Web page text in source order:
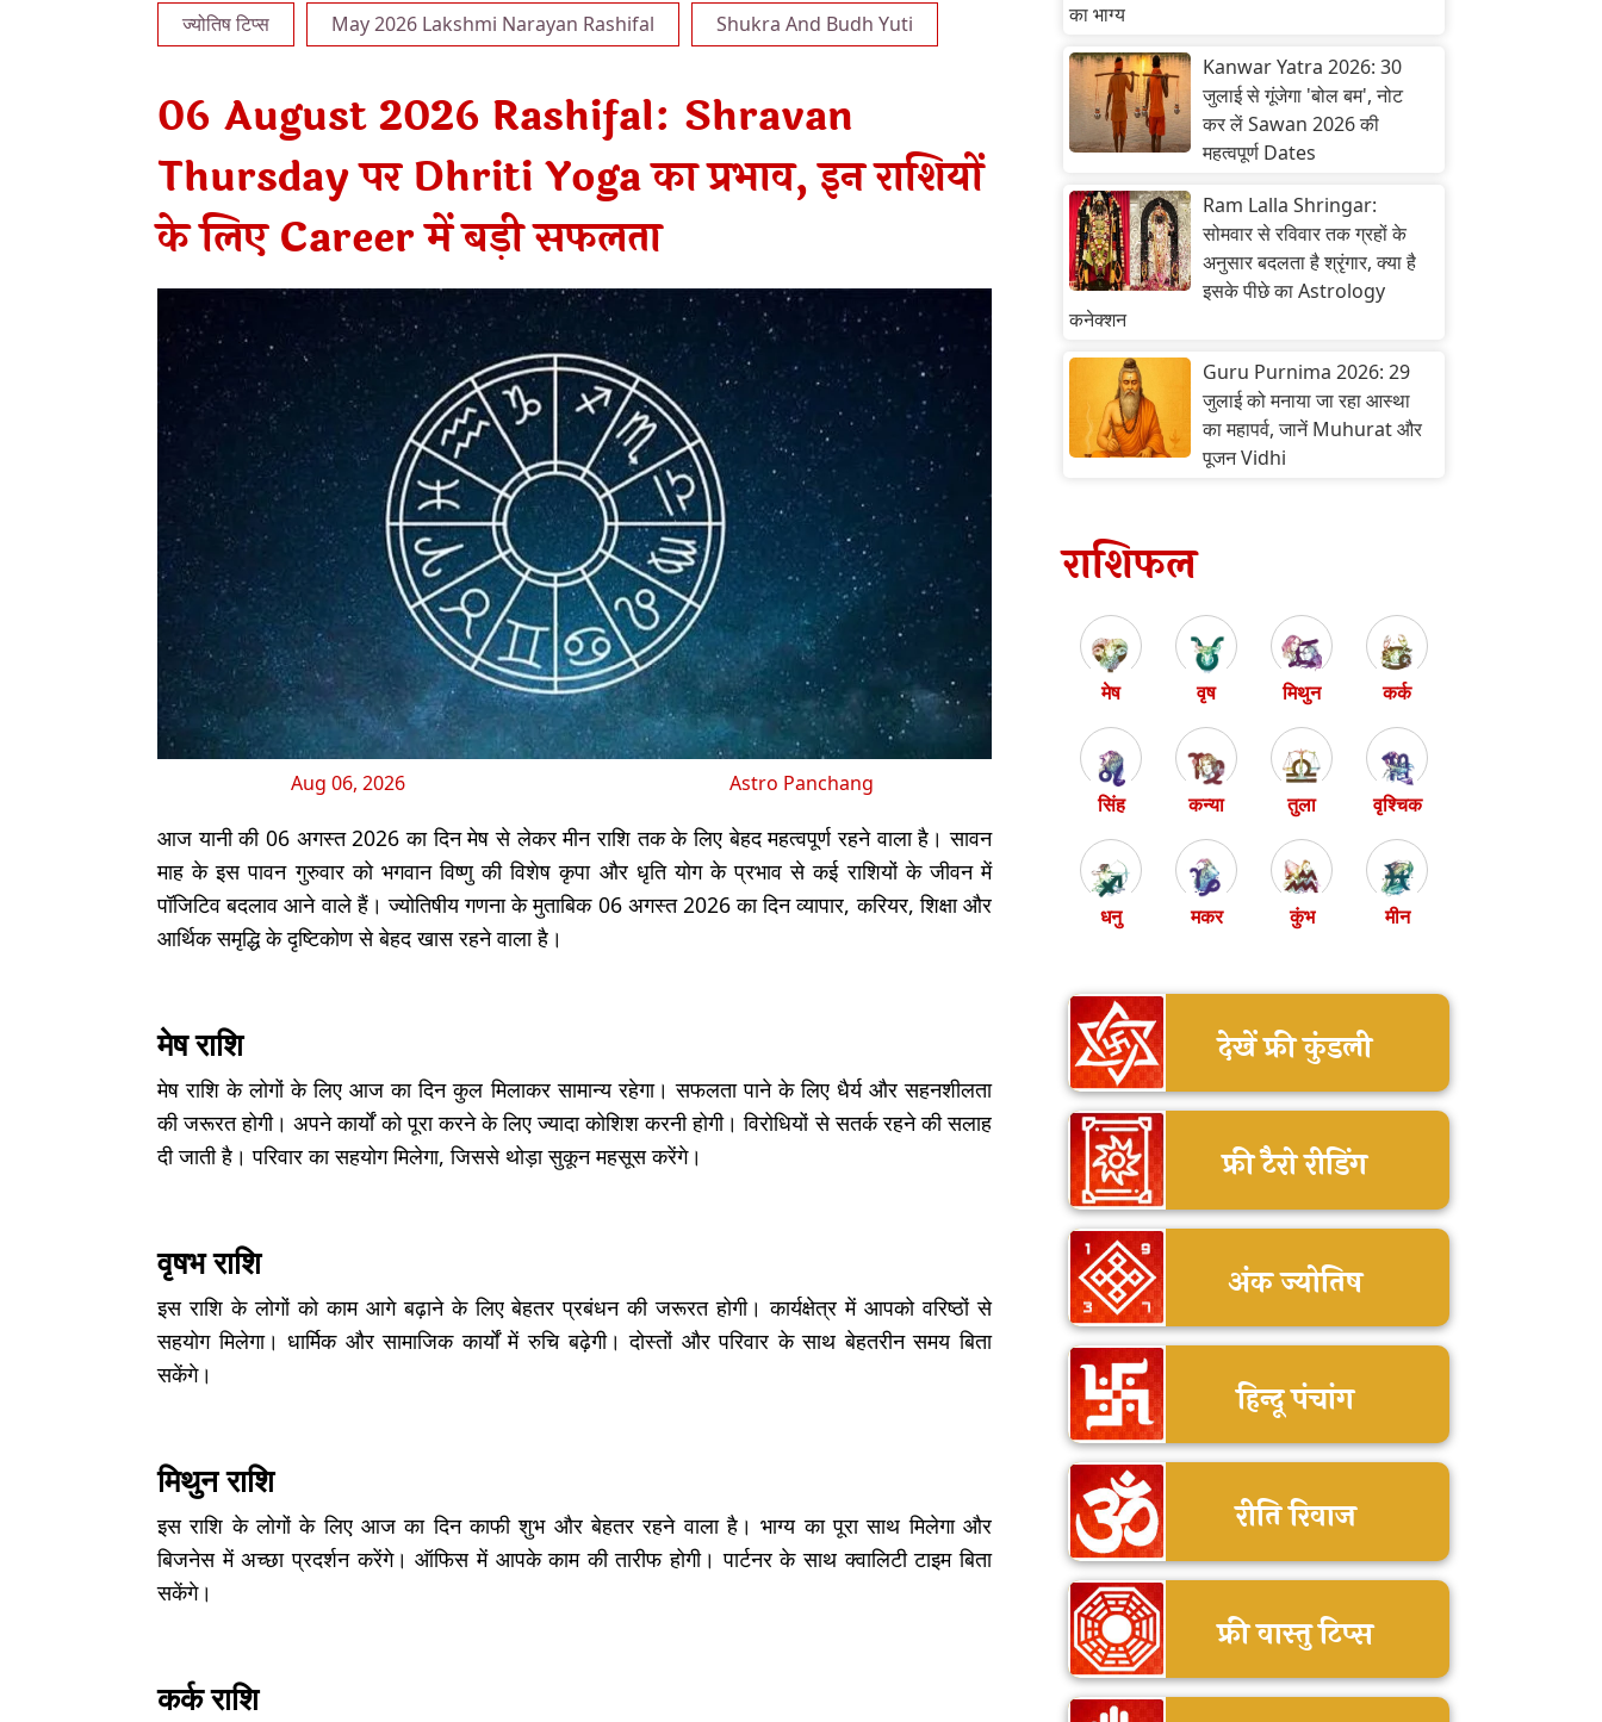
ज्योतिष टिप्स May 2026 Lakshmi Narayan Rashifal Shukra And Budh Yuti
06 August 2026 Rashifal: Shravan
Thursday पर Dhriti Yoga का प्रभाव, इन राशियों
के लिए Career में बड़ी सफलता
Aug 06, 2026 Astro Panchang
आज यानी की 06 अगस्त 2026 का दिन मेष से लेकर मीन राशि तक के लिए बेहद महत्वपूर्ण रहने वाला है। सावन
माह के इस पावन गुरुवार को भगवान विष्णु की विशेष कृपा और धृति योग के प्रभाव से कई राशियों के जीवन में
पॉजिटिव बदलाव आने वाले हैं। ज्योतिषीय गणना के मुताबिक 06 अगस्त 2026 का दिन व्यापार, करियर, शिक्षा और
आर्थिक समृद्धि के दृष्टिकोण से बेहद खास रहने वाला है।
मेष राशि
मेष राशि के लोगों के लिए आज का दिन कुल मिलाकर सामान्य रहेगा। सफलता पाने के लिए धैर्य और सहनशीलता
की जरूरत होगी। अपने कार्यों को पूरा करने के लिए ज्यादा कोशिश करनी होगी। विरोधियों से सतर्क रहने की सलाह
दी जाती है। परिवार का सहयोग मिलेगा, जिससे थोड़ा सुकून महसूस करेंगे।
वृषभ राशि
इस राशि के लोगों को काम आगे बढ़ाने के लिए बेहतर प्रबंधन की जरूरत होगी। कार्यक्षेत्र में आपको वरिष्ठों से
सहयोग मिलेगा। धार्मिक और सामाजिक कार्यों में रुचि बढ़ेगी। दोस्तों और परिवार के साथ बेहतरीन समय बिता
सकेंगे।
मिथुन राशि
इस राशि के लोगों के लिए आज का दिन काफी शुभ और बेहतर रहने वाला है। भाग्य का पूरा साथ मिलेगा और
बिजनेस में अच्छा प्रदर्शन करेंगे। ऑफिस में आपके काम की तारीफ होगी। पार्टनर के साथ क्वालिटी टाइम बिता
सकेंगे।
कर्क राशि
का भाग्य
Kanwar Yatra 2026: 30
जुलाई से गूंजेगा 'बोल बम', नोट
कर लें Sawan 2026 की
महत्वपूर्ण Dates
Ram Lalla Shringar:
सोमवार से रविवार तक ग्रहों के
अनुसार बदलता है श्रृंगार, क्या है
इसके पीछे का Astrology
कनेक्शन
Guru Purnima 2026: 29
जुलाई को मनाया जा रहा आस्था
का महापर्व, जानें Muhurat और
पूजन Vidhi
राशिफल
मेष वृष मिथुन कर्क
सिंह कन्या तुला वृश्चिक
धनु मकर कुंभ मीन
देखें फ्री कुंडली
फ्री टैरो रीडिंग
अंक ज्योतिष
हिन्दू पंचांग
रीति रिवाज
फ्री वास्तु टिप्स